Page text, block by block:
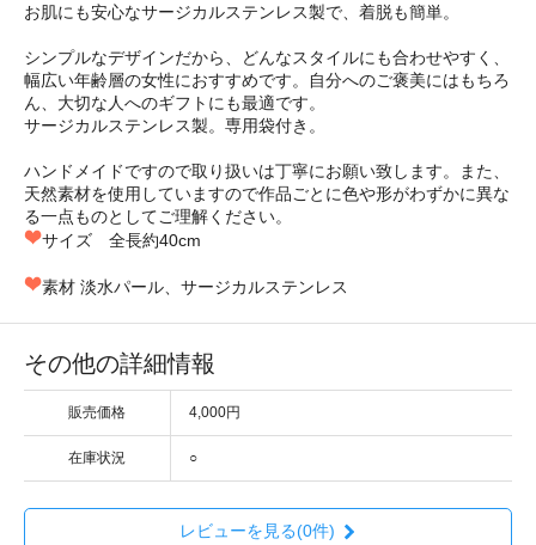
お肌にも安心なサージカルステンレス製で、着脱も簡単。
シンプルなデザインだから、どんなスタイルにも合わせやすく、
幅広い年齢層の女性におすすめです。自分へのご褒美にはもちろ
ん、大切な人へのギフトにも最適です。
サージカルステンレス製。専用袋付き。
ハンドメイドですので取り扱いは丁寧にお願い致します。また、
天然素材を使用していますので作品ごとに色や形がわずかに異な
る一点ものとしてご理解ください。
サイズ 全長約40cm
素材 淡水パール、サージカルステンレス
その他の詳細情報
販売価格 4,000円
在庫状況 ○
レビューを見る(0件)